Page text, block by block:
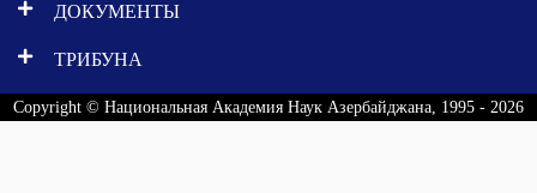
ДОКУМЕНТЫ
ТРИБУНА
Copyright © Национальная Академия Наук Азербайджана, 1995 - 2026